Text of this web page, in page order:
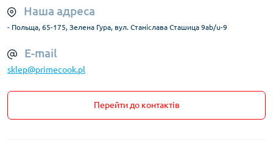
Наша адреса
- Польща, 65-175, Зелена Гура, вул. Станіслава Сташица 9ab/u-9
E-mail
sklep@primecook.pl
Перейти до контактів